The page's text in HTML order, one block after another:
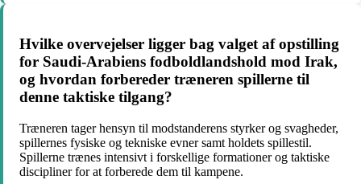
Hvilke overvejelser ligger bag valget af opstilling
for Saudi-Arabiens fodboldlandshold mod Irak,
og hvordan forbereder træneren spillerne til
denne taktiske tilgang?
Træneren tager hensyn til modstanderens styrker og svagheder,
spillernes fysiske og tekniske evner samt holdets spillestil.
Spillerne trænes intensivt i forskellige formationer og taktiske
discipliner for at forberede dem til kampene.